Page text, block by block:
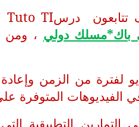
باك*مسلك دولي ، ومن
لفترة من الزمن
الفيديوهات المتوفرة
التمارين التطبيقية